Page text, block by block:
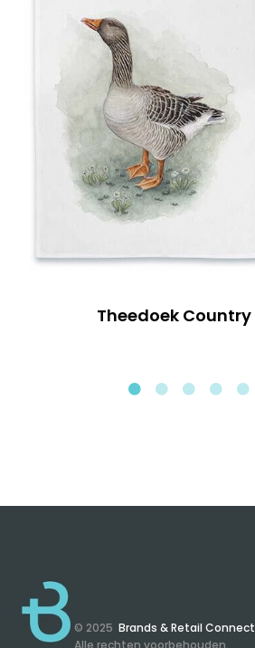
Theedoek Country
© 2025 Brands & Retail
Alle rechten voorbehouden.